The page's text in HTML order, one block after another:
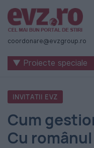
Știri
naționale
internaționale
România
-
Evenimentul
coordonare@evzgroup.ro
▼ Proiecte speciale
INVITATII EVZ
Cum
Cu